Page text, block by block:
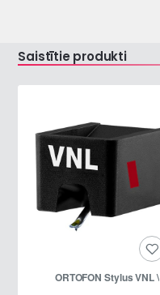
Saistītie produkti
ORTOFON Stylus VNL \